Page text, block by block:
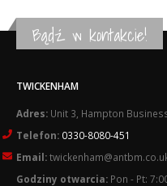
Bądź w kontakcie!
TWICKENHAM
Adres: Unit 3, Hampton
Telefon: 0330-8080-451
Email:
Godziny otwarcia: Pon - Pt: